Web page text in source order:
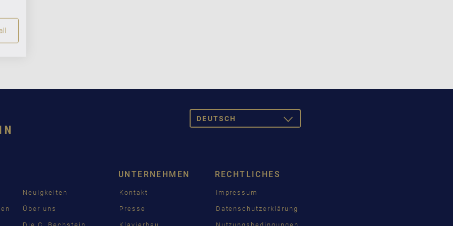
DEUTSCH
TOGGLE
DROPDOWN
ČEŠTINA
Neuigkeiten
Über uns
Die C. Bechstein
UNTERNEHMEN
Kontakt
Presse
Klavierbau
RECHTLICHES
Impressum
Datenschutzerklärung
Nutzungsbedingungen